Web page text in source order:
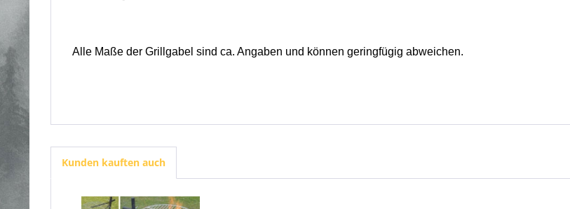
Alle Maße der Grillgabel sind ca. Angaben und können geringfügig abweichen.
Kunden kauften auch